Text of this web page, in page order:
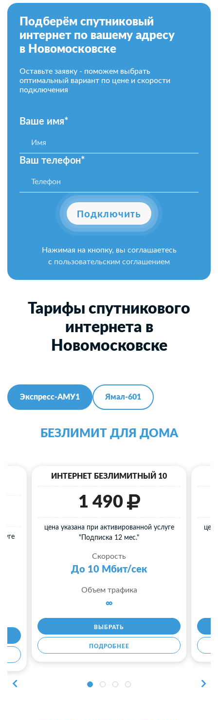
Подберём спутниковый
интернет по вашему адресу
в Новомосковске
Оставьте заявку - поможем выбрать
оптимальный вариант по цене и скорости
подключения
Ваше имя*
Ваш телефон*
Подключить
Нажимая на кнопку, вы соглашаетесь
с пользовательским соглашением
Тарифы спутникового
интернета в
Новомосковске
Экспресс-АМУ1 Ямал-601
БЕЗЛИМИТ ДЛЯ ДОМА
ИНТЕРНЕТ БЕЗЛИМИТНЫЙ 10
1 490
цена указана при активированной услуге
"Подписка 12 мес."
Скорость
До 10 Мбит/сек
Объем трафика
∞
ВЫБРАТЬ
ПОДРОБНЕЕ